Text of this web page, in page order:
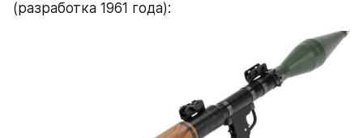
(разработка 1961 года):